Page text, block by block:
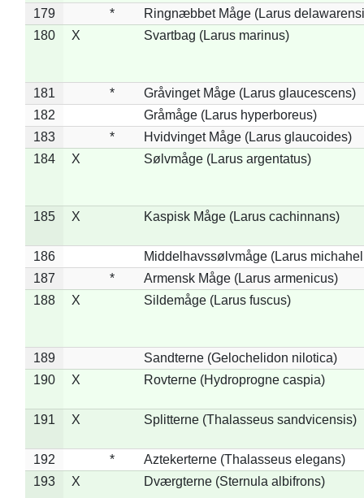
179 *
Ringnæbbet Måge (Larus
180
X Svartbag (Larus marinus)
181 *
Gråvinget Måge (Larus glaucescens)
182
Gråmåge (Larus hyperboreus)
183
*
Hvidvinget Måge (Larus glaucoides)
184
X Sølvmåge (Larus argentatus)
185 X Kaspisk Måge (Larus cachinnans)
186
Middelhavssølvmåge (Larus
187
*
Armensk Måge (Larus armenicus)
188
X Sildemåge (Larus fuscus)
189
Sandterne (Gelochelidon nilotica)
190
X Rovterne (Hydroprogne caspia)
191 X Splitterne (Thalasseus sandvicensis)
192 *
Aztekerterne (Thalasseus elegans)
193
X Dværgterne (Sternula albifrons)